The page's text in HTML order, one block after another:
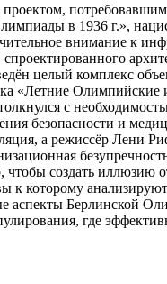
потребовавшим
в 1936 г.»,
внимание к
целый комплекс
«Летние Олимпийские
с
безопасности и
а режиссёр Лени
создать иллюзию
которому
аспекты Берлинской
где